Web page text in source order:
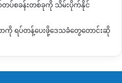
ပ်စခန်းတစ်ခုကို သိမ်းပိုက်နိုင်
ကို ရပ်တန့်ပေးဖို့ဒေသခံတွေတောင်းဆို